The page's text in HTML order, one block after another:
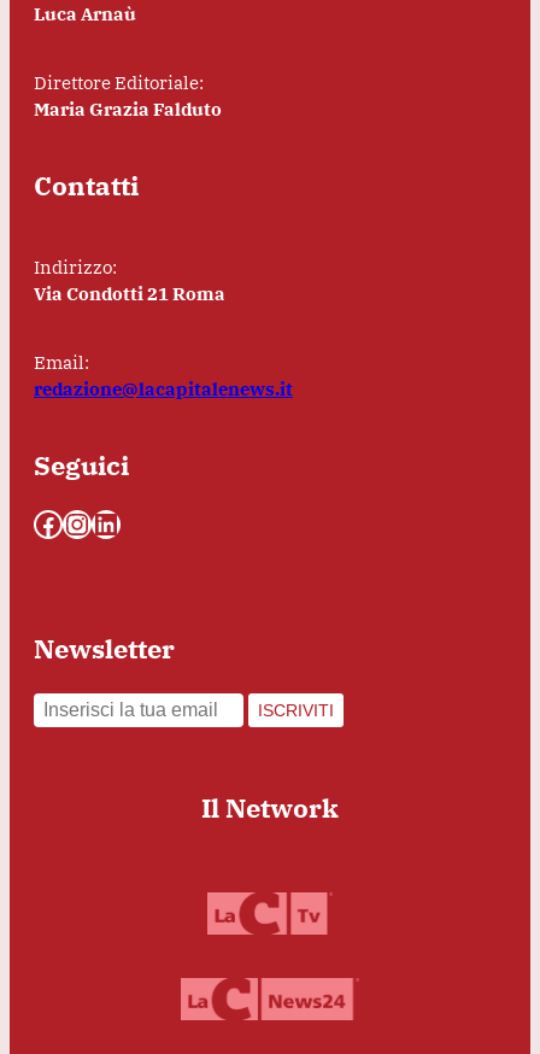
Luca Arnaù
Direttore Editoriale:
Maria Grazia Falduto
Contatti
Indirizzo:
Via Condotti 21 Roma
Email:
redazione@lacapitalenews.it
Seguici
Facebook InstagramLinkedIn
Newsletter
ISCRIVITI
Il Network